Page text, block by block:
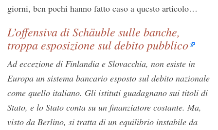
giorni, ben pochi hanno fatto caso a questo articolo…
L’offensiva di Schäuble sulle banche,
troppa esposizione sul debito pubblico
Ad eccezione di Finlandia e Slovacchia, non esiste in
Europa un sistema bancario esposto sul debito nazionale
come quello italiano. Gli istituti guadagnano sui titoli di
Stato, e lo Stato conta su un finanziatore costante. Ma,
visto da Berlino, si tratta di un equilibrio instabile da